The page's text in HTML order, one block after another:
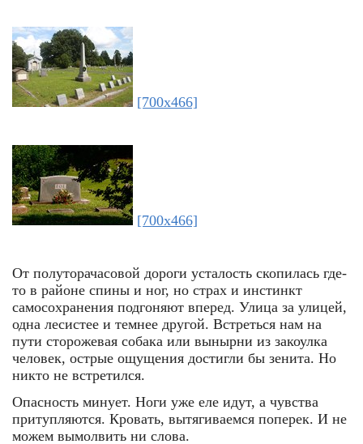
[700x466]
[700x466]
От полуторачасовой дороги усталость скопилась где-
то в районе спины и ног, но страх и инстинкт
самосохранения подгоняют вперед. Улица за улицей,
одна лесистее и темнее другой. Встреться нам на
пути сторожевая собака или вынырни из закоулка
человек, острые ощущения достигли бы зенита. Но
никто не встретился.
Опасность минует. Ноги уже еле идут, а чувства
притупляются. Кровать, вытягиваемся поперек. И не
можем вымолвить ни слова.